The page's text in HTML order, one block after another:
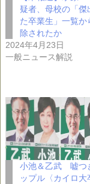
疑者、母校の「傑
た卒業生」一覧か
除されたか
2024年4月23日
一般ニュース解説
小池＆乙武 嘘つ
ップル〈カイロ大